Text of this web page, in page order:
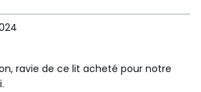
ravie de ce lit acheté pour notre